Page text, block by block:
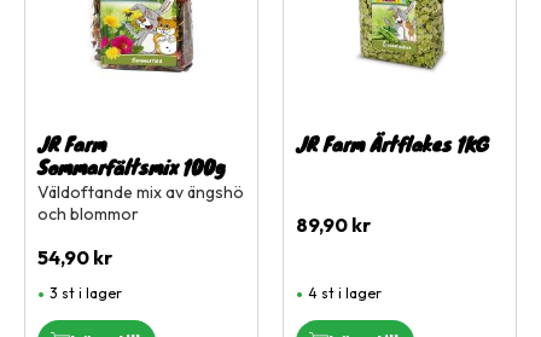
JR Farm
Sommarfältsmix 100g
Väldoftande mix av ängshö
och blommor
54,90 kr
3 st i lager
JR Farm Ärtflakes 1KG
89,90 kr
4 st i lager